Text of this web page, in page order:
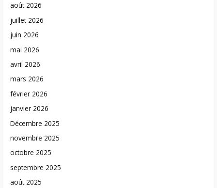
août 2026
juillet 2026
juin 2026
mai 2026
avril 2026
mars 2026
février 2026
janvier 2026
Décembre 2025
novembre 2025
octobre 2025
septembre 2025
août 2025